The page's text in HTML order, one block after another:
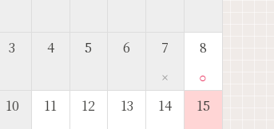
3 4 5 6 7
×
8
○
10 11 12 13 14 15